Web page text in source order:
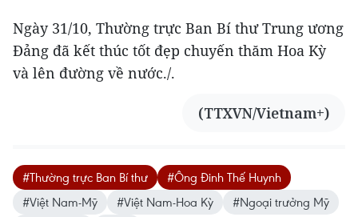
Ngày 31/10, Thường trực Ban Bí thư Trung ương
Đảng đã kết thúc tốt đẹp chuyến thăm Hoa Kỳ
và lên đường về nước./.
(TTXVN/Vietnam+)
#Thường trực Ban Bí thư
#Ông Đinh Thế Huynh
#Việt Nam-Mỹ
#Việt Nam-Hoa Kỳ
#Ngoại trưởng Mỹ